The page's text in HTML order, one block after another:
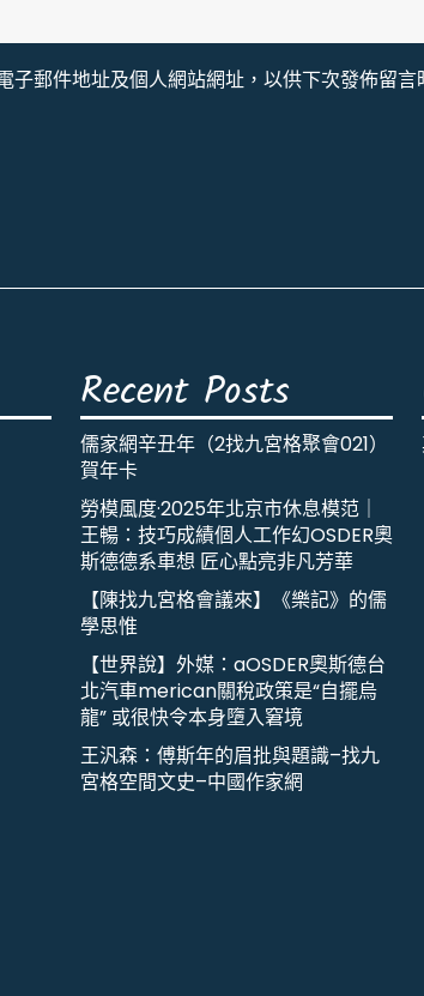
子郵件地址及個人網站網址，以供下次發佈留言
Recent Posts
儒家網辛丑年（2找九宮格聚會021）
賀年卡
勞模風度·2025年北京市休息模范｜
王暢：技巧成績個人工作幻OSDER奧
斯德德系車想 匠心點亮非凡芳華
【陳找九宮格會議來】《樂記》的儒
學思惟
【世界說】外媒：aOSDER奧斯德台
北汽車merican關稅政策是“自擺烏
龍” 或很快令本身墮入窘境
王汎森：傅斯年的眉批與題識–找九
宮格空間文史–中國作家網